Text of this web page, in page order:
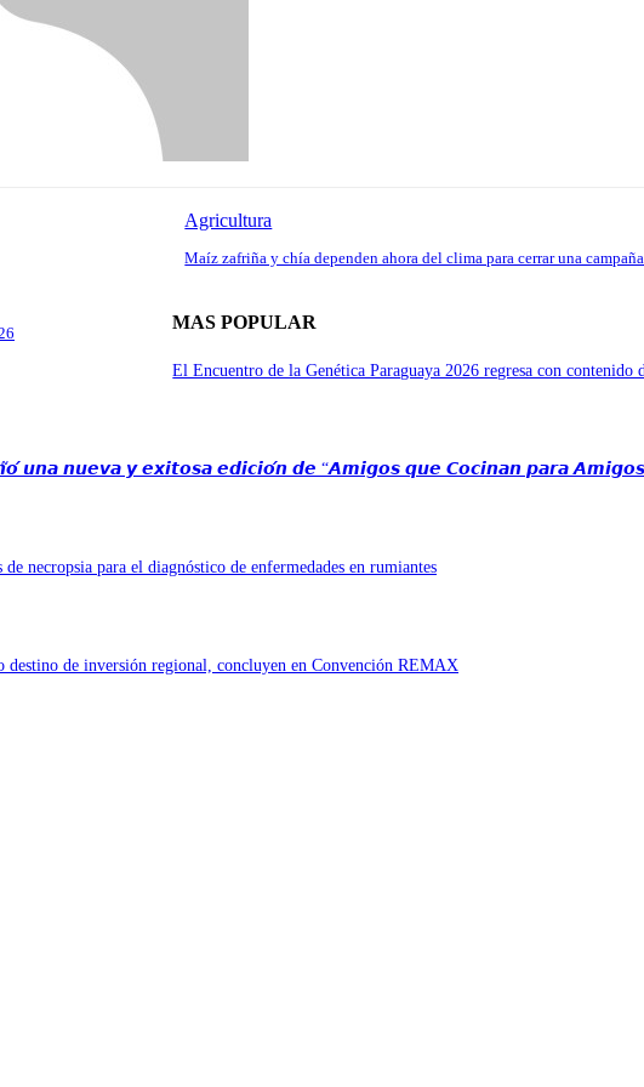
Agricultura
Maíz zafriña y chía dependen ahora del clima para cerrar una
MAS POPULAR
El Encuentro de la Genética Paraguaya 2026 regresa con
𝙪𝙣𝙖 𝙣𝙪𝙚𝙫𝙖 𝙮 𝙚𝙭𝙞𝙩𝙤𝙨𝙖 𝙚𝙙𝙞𝙘𝙞𝙤́𝙣 𝙙𝙚 “𝘼𝙢𝙞𝙜𝙤𝙨 𝙦𝙪𝙚 𝘾𝙤𝙘𝙞𝙣𝙖𝙣 𝙥𝙖𝙧𝙖 𝘼𝙢𝙞𝙜𝙤𝙨
necropsia para el diagnóstico de enfermedades en rumiantes
de inversión regional, concluyen en Convención REMAX